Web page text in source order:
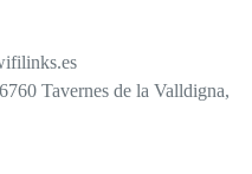
Tavernes de la Valldigna,